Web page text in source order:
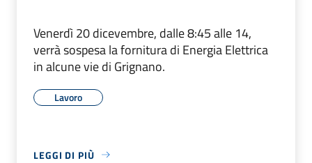
Venerdì 20 dicevembre, dalle 8:45 alle 14,
verrà sospesa la fornitura di Energia Elettrica
in alcune vie di Grignano.
Lavoro
LEGGI DI PIÙ